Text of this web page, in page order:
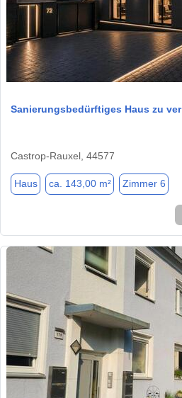
Sanierungsbedürftiges Haus zu
Castrop-Rauxel, 44577
Haus ca. 143,00 m² Zimmer 6